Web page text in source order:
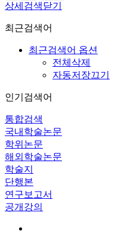
상세검색닫기
최근검색어
최근검색어 옵션
전체삭제
자동저장끄기
인기검색어
통합검색
국내학술논문
학위논문
해외학술논문
학술지
단행본
연구보고서
공개강의